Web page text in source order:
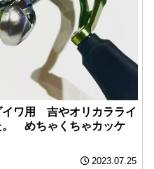
ワ用 吉やオリカラライ
。 めちゃくちゃカッケ
2023.07.25